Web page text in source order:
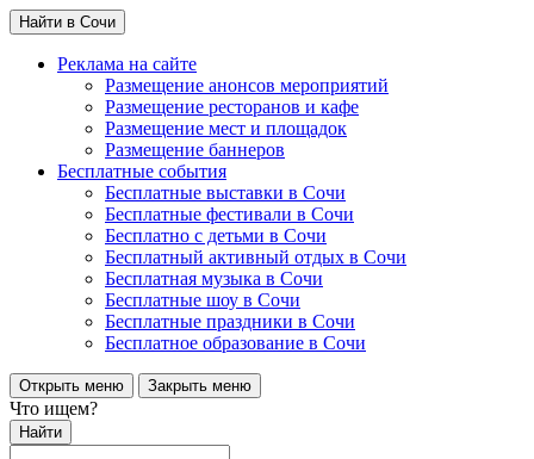
Найти в Сочи
Реклама на сайте
Размещение анонсов мероприятий
Размещение ресторанов и кафе
Размещение мест и площадок
Размещение баннеров
Бесплатные события
Бесплатные выставки в Сочи
Бесплатные фестивали в Сочи
Бесплатно с детьми в Сочи
Бесплатный активный отдых в Сочи
Бесплатная музыка в Сочи
Бесплатные шоу в Сочи
Бесплатные праздники в Сочи
Бесплатное образование в Сочи
Открыть меню Закрыть меню
Что ищем?
Найти